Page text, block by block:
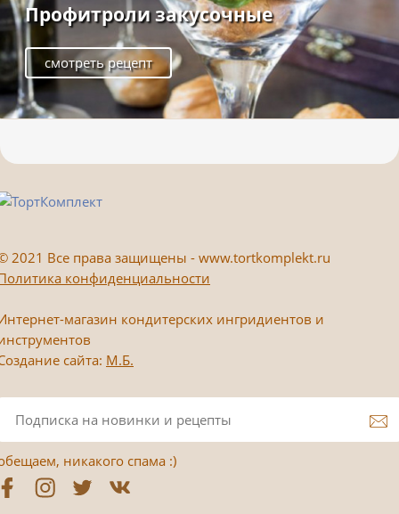
Профитроли закусочные
смотреть рецепт
2021 Все права защищены - www.tortkomplekt.ru
конфиденциальности
магазин кондитерских ингридиентов и
сайта: М.Б.
никакого спама :)